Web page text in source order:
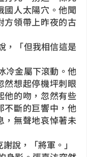
國人太陽穴。他聞
方領帶上昨夜的古
，「但我相信這是
冷金屬下滾動。他
然想起停機坪刺眼
他的吻，忽然有些
不斷的巨響中，他
，無聲地哀悼著未
說，「將軍。」